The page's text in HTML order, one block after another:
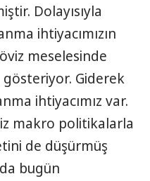
Dolayısıyla
ihtiyacımızın
meselesinde
gösteriyor. Giderek
ihtiyacımız var.
makro politikalarla
de düşürmüş
bugün